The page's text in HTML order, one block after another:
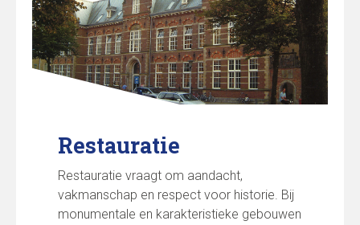
Restauratie
Restauratie vraagt om aandacht,
vakmanschap en respect voor historie. Bij
monumentale en karakteristieke gebouwen